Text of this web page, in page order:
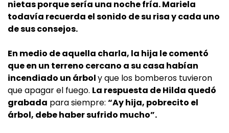
nietas porque sería una noche fría. Mariela
todavía recuerda el sonido de su risa y cada uno
de sus consejos.
En medio de aquella charla, la hija le comentó
que en un terreno cercano a su casa habían
incendiado un árboly que los bomberos tuvieron
que apagar el fuego. La respuesta de Hilda quedó
grabada para siempre: “Ay hija, pobrecito el
árbol, debe haber sufrido mucho”.